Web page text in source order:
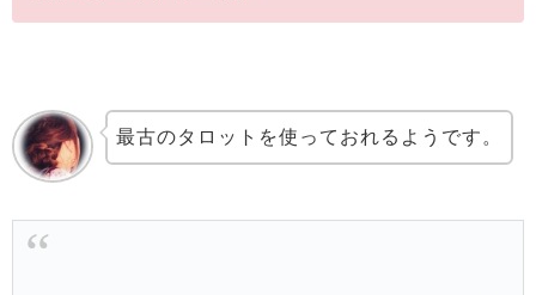
最古のタロットを使っておれるようです。